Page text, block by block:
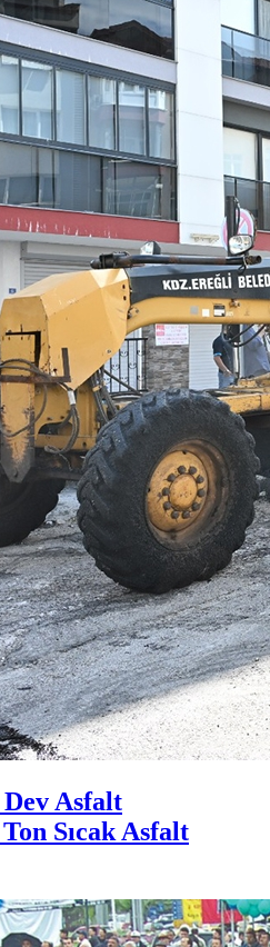
Asfalt
Sıcak Asfalt